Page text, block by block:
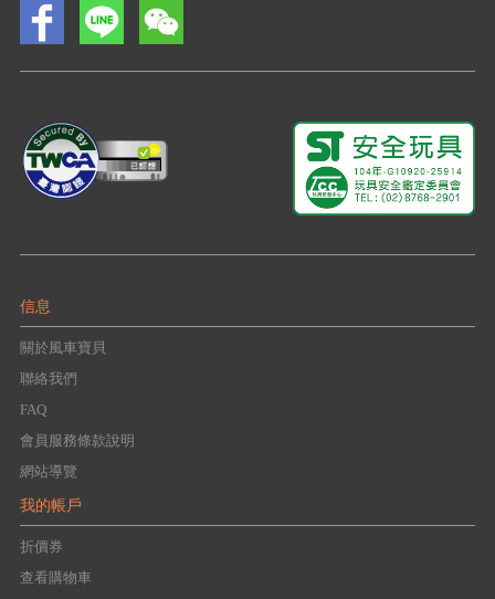
信息
關於風車寶貝
聯絡我們
FAQ
會員服務條款說明
網站導覽
我的帳戶
折價券
查看購物車